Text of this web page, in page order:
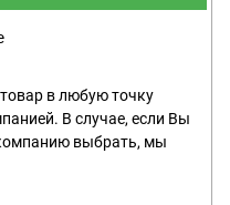
в любую точку
В случае, если Вы
выбрать, мы